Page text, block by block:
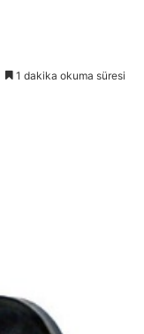
1 dakika okuma süresi